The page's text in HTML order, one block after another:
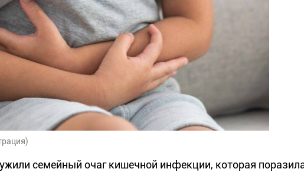
семейный очаг кишечной инфекции, которая